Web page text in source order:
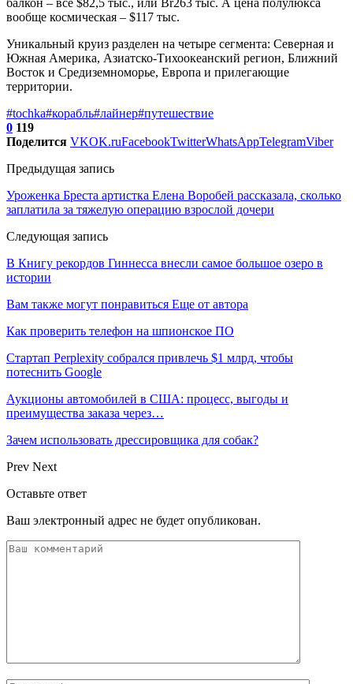
вообще космическая – $117 тыс.
Уникальный круиз разделен на четыре сегмента: Северная и
Южная Америка, Азиатско-Тихоокеанский регион, Ближний
Восток и Средиземноморье, Европа и прилегающие
территории.
#tochka#корабль#лайнер#путешествие
0 119
Поделится VKOK.ruFacebookTwitterWhatsAppTelegramViber
Предыдущая запись
Уроженка Бреста артистка Елена Воробей рассказала, сколько
заплатила за тяжелую операцию взрослой дочери
Следующая запись
В Книгу рекордов Гиннесса внесли самое большое озеро в
истории
Вам также могут понравиться Еще от автора
Как проверить телефон на шпионское ПО
Стартап Perplexity собрался привлечь $1 млрд, чтобы
потеснить Google
Аукционы автомобилей в США: процесс, выгоды и
преимущества заказа через…
Зачем использовать дрессировщика для собак?
Prev Next
Оставьте ответ
Ваш электронный адрес не будет опубликован.